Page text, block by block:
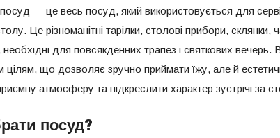
— це весь посуд, який використовується для
Це різноманітні тарілки, столові прибори, склянки,
необхідні для повсякденних трапез і святкових вечерь.
цілям, що дозволяє зручно приймати їжу, але й
атмосферу та підкреслити характер зустрічі за
посуд?